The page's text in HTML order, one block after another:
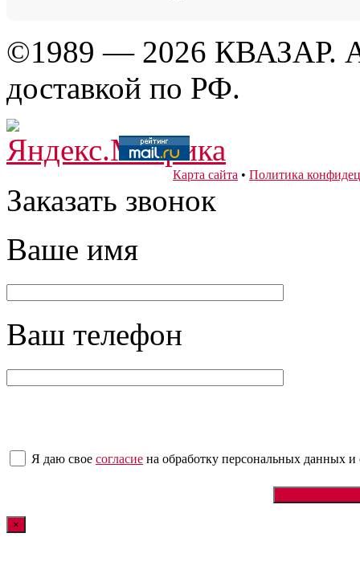
©1989 — 2026 КВАЗАР.
доставкой по РФ.
Карта сайта • Политика
Заказать звонок
Ваше имя
Ваш телефон
Я даю свое согласие на обработку персональных данных и
×